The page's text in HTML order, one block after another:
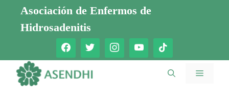
Saltar
contenido
Asociación de Enfermos de
Hidrosadenitis
Menú